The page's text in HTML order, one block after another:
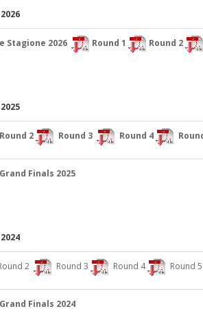
Stagione 2026 Round 1 Round 2
Round 2 Round 3 Round 4
Finals 2025
2 Round 3 Round 4 Round 5
Finals 2024